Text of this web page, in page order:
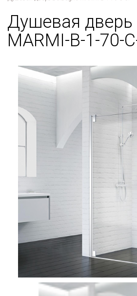
Душевая дверь
MARMI-B-1-70-